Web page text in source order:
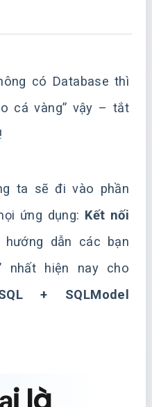
có Database thì
cá vàng” vậy – tắt
ta sẽ đi vào phần
ứng dụng: Kết nối
dẫn các bạn
nhất hiện nay cho
+ SQLModel